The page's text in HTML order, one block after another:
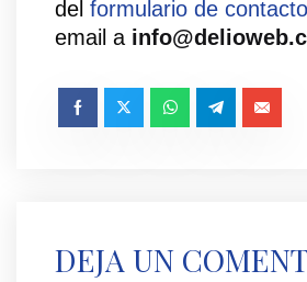
del formulario de contacto
email a
DEJA UN